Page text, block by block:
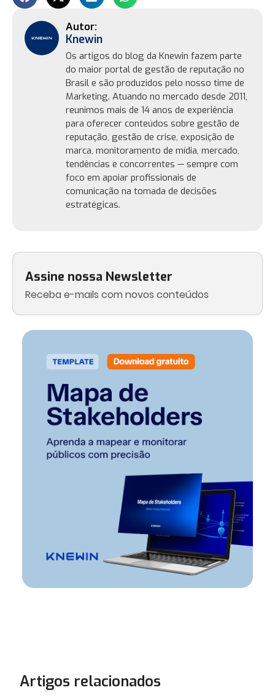
Assine nossa Newsletter
Receba e-mails com novos conteúdos
Knewin
Os artigos do blog da Knewin fazem parte
do maior portal de gestão de reputação no
Brasil e são produzidos pelo nosso time de
Marketing. Atuando no mercado desde 2011,
reunimos mais de 14 anos de experiência
para oferecer conteúdos sobre gestão de
reputação, gestão de crise, exposição de
marca, monitoramento de mídia, mercado,
tendências e concorrentes — sempre com
foco em apoiar profissionais de
comunicação na tomada de decisões
estratégicas.
Artigos relacionados